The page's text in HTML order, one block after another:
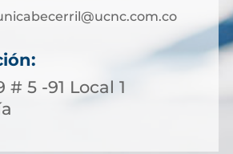
# 5 -91 Local 1